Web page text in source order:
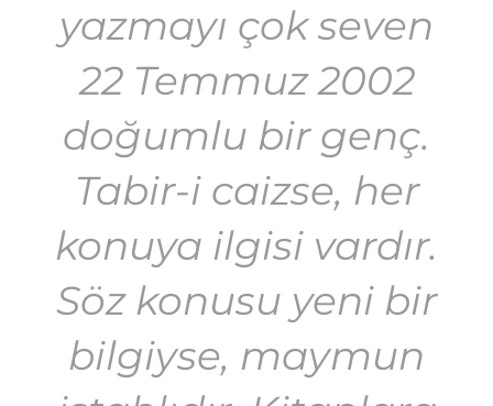
yazmayı çok seven
22 Temmuz 2002
doğumlu bir genç.
Tabir-i caizse, her
konuya ilgisi vardır.
Söz konusu yeni bir
bilgiyse, maymun